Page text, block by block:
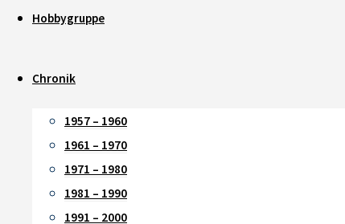
Hobbygruppe
Chronik
1957 – 1960
1961 – 1970
1971 – 1980
1981 – 1990
1991 – 2000